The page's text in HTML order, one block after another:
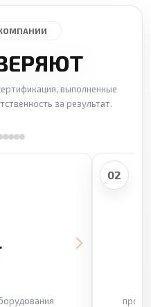
выполненные
за результат.
02